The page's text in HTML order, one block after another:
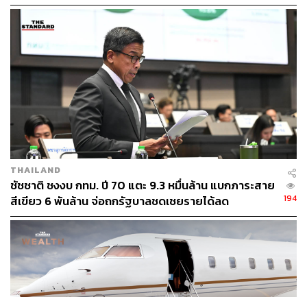
TAGS: ผู้ว่าฯ กทม.
ผู้ว่าราชการกรุงเทพมหานคร
การลงทุน
178
ABOUT THE AUTHOR
สกุลชัย เก่งอนันตานนท์
Content Creator สำนักข่าว THE
STANDARD WEALTH
THAILAND
ชัชชาติ ชงงบ กทม. ปี 70 แตะ 9.3 หมื่นล้าน แบกภาระสาย
สีเขียว 6 พันล้าน จ่อถกรัฐบาลชดเชยรายได้ลด
194